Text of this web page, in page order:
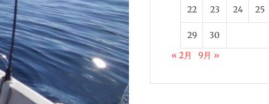
22 23 24 25
29
30
« 2月
9月 »